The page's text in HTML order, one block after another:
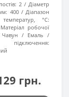
2
Діаметр
400
Діапазон
°C:
Матеріал робочої
Чавун / Емаль
грн.